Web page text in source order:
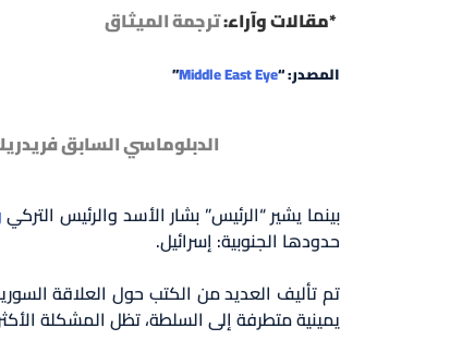
*مقالات وآراء:ترجمة الميثاق
المصدر: “Middle East Eye
”
الدبلوماسي السابق
بينما يشير “الرئيس” بشار الأسد والرئيس التركي
حدودها الجنوبية: إسرائيل.
تم تأليف العديد من الكتب حول العلاقة السورية الإسرائيلية منذ عام
يمينية متطرفة إلى السلطة، تظل المشكلة